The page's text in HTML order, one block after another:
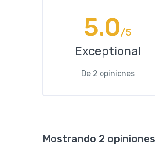
5.0/5
Exceptional
De 2 opiniones
Mostrando 2 opiniones